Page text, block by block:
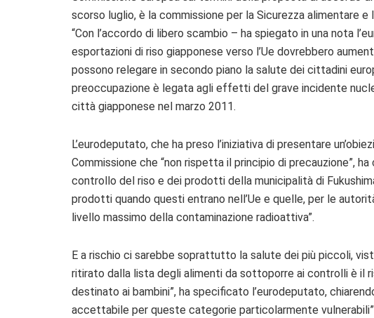
scorso luglio, è la commissione per la Sicurezza alimentare
“Con l’accordo di libero scambio – ha spiegato in una nota
esportazioni di riso giapponese verso l’Ue dovrebbero
possono relegare in secondo piano la salute dei cittadini
preoccupazione è legata agli effetti del grave incidente
città giapponese nel marzo 2011.
L’eurodeputato, che ha preso l’iniziativa di presentare
Commissione che “non rispetta il principio di precauzione”,
controllo del riso e dei prodotti della municipalità di
prodotti quando questi entrano nell’Ue e quelle, per le
livello massimo della contaminazione radioattiva”.
E a rischio ci sarebbe soprattutto la salute dei più piccoli,
ritirato dalla lista degli alimenti da sottoporre ai controlli è il
destinato ai bambini”, ha specificato l’eurodeputato,
accettabile per queste categorie particolarmente